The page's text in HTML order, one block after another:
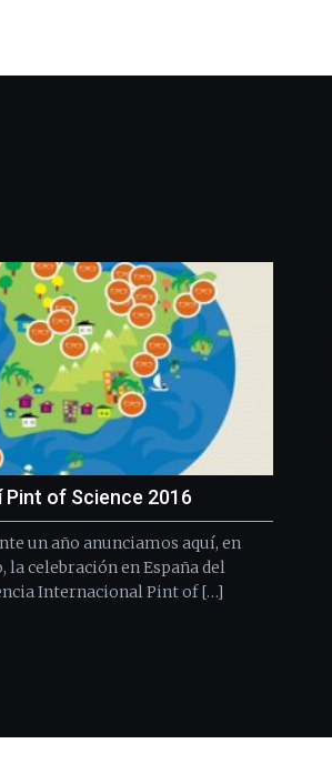
Pint of Science 2016
un año anunciamos aquí, en
la celebración en España del
Internacional Pint of […]